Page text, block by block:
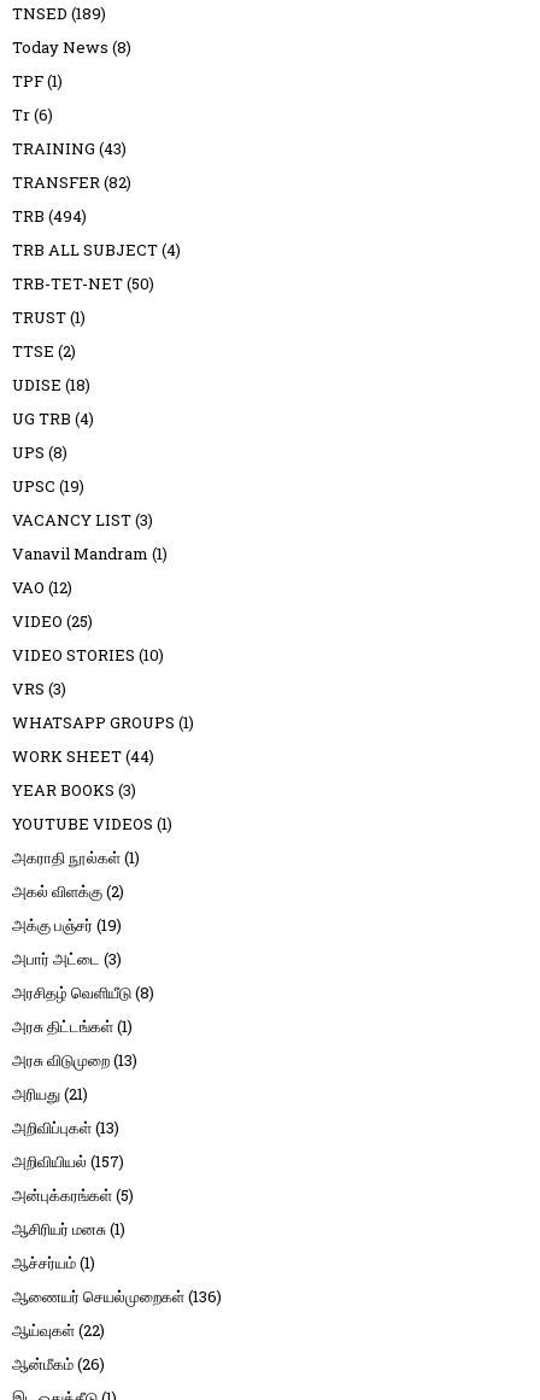
TNSED (189)
Today News (8)
TPF(1)
Tr(6)
TRAINING (43)
TRANSFER(82)
TRB (494)
TRB ALL SUBJECT(4)
TRB-TET-NET(50)
TRUST(1)
TTSE (2)
UDISE (18)
UG TRB (4)
UPS (8)
UPSC (19)
VACANCY LIST(3)
Vanavil Mandram (1)
VAO (12)
VIDEO (25)
VIDEO STORIES (10)
VRS (3)
WHATSAPP GROUPS (1)
WORK SHEET(44)
YEAR BOOKS (3)
YOUTUBE VIDEOS (1)
அகராதி நூல்கள்(1)
அகல் விளக்கு(2)
அக்கு பஞ்சர் (19)
அபார் அட்டை (3)
அரசிதழ் வெளியீடு(8)
அரசு திட்டங்கள்(1)
அரசு விடுமுறை(13)
அரியது(21)
அறிவிப்புகள்(13)
அறிவியியல் (157)
அன்புக்கரங்கள்(5)
ஆசிரியர் மனசு(1)
ஆச்சர்யம்(1)
ஆணையர் செயல்முறைகள்(136)
ஆய்வுகள்(22)
ஆன்மீகம்(26)